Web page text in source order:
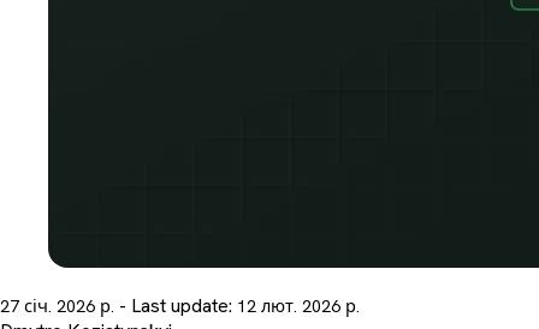
27 січ. 2026 р. - Last update: 12 лют. 2026 р.